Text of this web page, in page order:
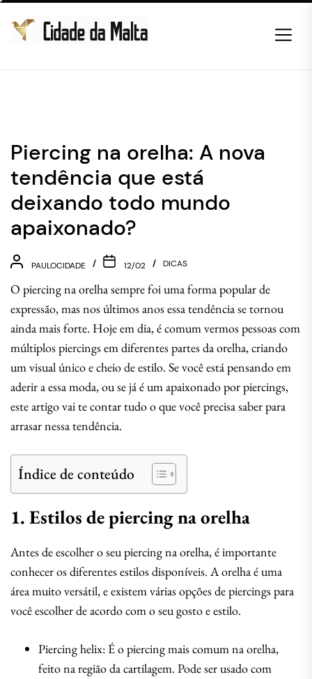
Piercing na orelha: A nova
tendência que está
deixando todo mundo
apaixonado?
PAULOCIDADE 12/02 DICAS
O piercing na orelha sempre foi uma forma popular de
expressão, mas nos últimos anos essa tendência se tornou
ainda mais forte. Hoje em dia, é comum vermos pessoas com
múltiplos piercings em diferentes partes da orelha, criando
um visual único e cheio de estilo. Se você está pensando em
aderir a essa moda, ou se já é um apaixonado por piercings,
este artigo vai te contar tudo o que você precisa saber para
arrasar nessa tendência.
Índice de conteúdo
1. Estilos de piercing na orelha
Antes de escolher o seu piercing na orelha, é importante
conhecer os diferentes estilos disponíveis. A orelha é uma
área muito versátil, e existem várias opções de piercings para
você escolher de acordo com o seu gosto e estilo.
Piercing helix: É o piercing mais comum na orelha,
feito na região da cartilagem. Pode ser usado com